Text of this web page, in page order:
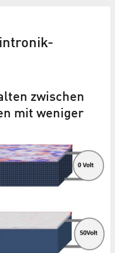
zwischen
mit weniger